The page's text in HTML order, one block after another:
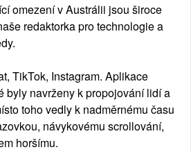
omezení v Austrálii jsou široce
redaktorka pro technologie a
TikTok, Instagram. Aplikace
byly navrženy k propojování lidí a
toho vedly k nadměrnému času
návykovému scrollování,
horšímu.